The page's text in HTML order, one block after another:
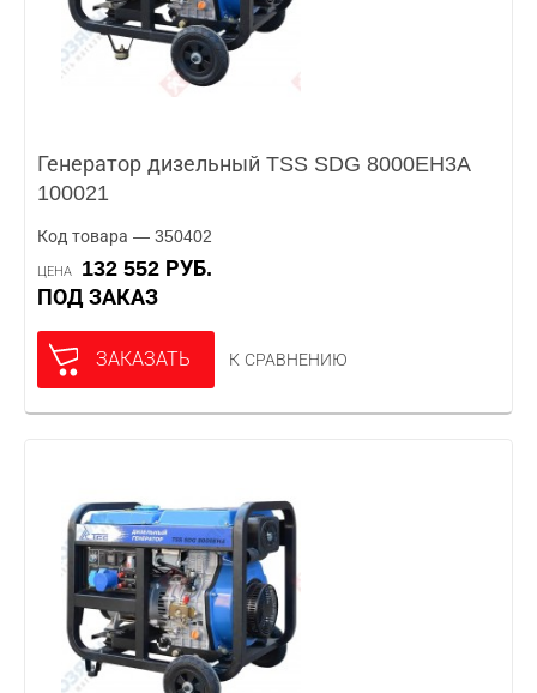
Генератор дизельный TSS SDG 8000EH3A
100021
Код товара — 350402
ЦЕНА
132 552 РУБ.
ПОД ЗАКАЗ
ЗАКАЗАТЬ К СРАВНЕНИЮ